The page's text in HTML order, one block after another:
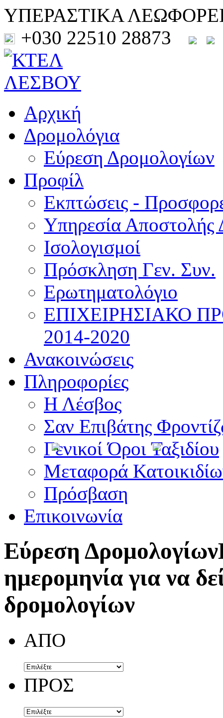
ΥΠΕΡΑΣΤΙΚΑ
+030 22510 28873
Αρχική
Δρομολόγια
Εύρεση Δρομολογίων
Προφίλ
Εκπτώσεις -
Υπηρεσία Αποστολής
Ισολογισμοί
Πρόσκληση Γεν. Συν.
Ερωτηματολόγιο
ΕΠΙΧΕΙΡΗΣΙΑΚΟ
2014-2020
Ανακοινώσεις
Πληροφορίες
Η Λέσβος
Σαν Επιβάτης
Γενικοί Όροι Ταξιδίου
Μεταφορά
Πρόσβαση
Επικοινωνία
Εύρεση Δρομολογίων
ημερομηνία για να
δρομολογίων
ΑΠΟ
ΠΡΟΣ